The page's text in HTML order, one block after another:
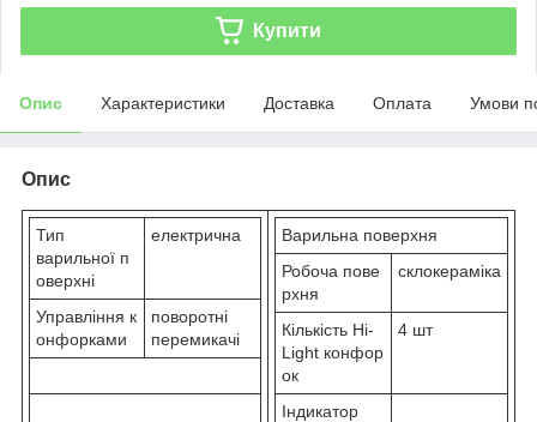
Купити
Опис Характеристики Доставка Оплата Умови
Опис
Тип
варильної п
оверхні
електрична
Управління к
онфорками
поворотні
перемикачі
Варильна поверхня
Робоча пове
рхня
склокераміка
Кількість Hi-
Light конфор
ок
4 шт
Індикатор